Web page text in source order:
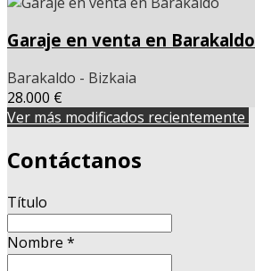
Garaje en venta en Barakaldo
Barakaldo - Bizkaia
28.000 €
Ver más modificados recientemente
Contáctanos
Título
Nombre *